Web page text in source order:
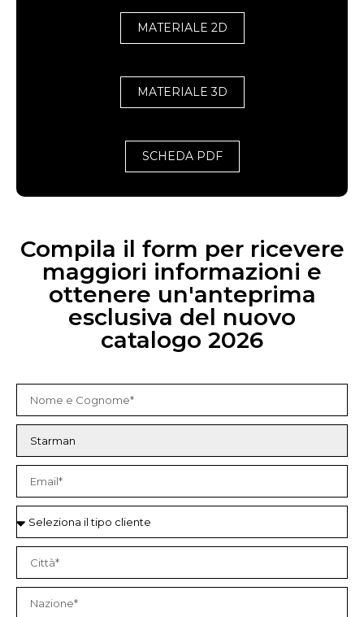
MATERIALE 2D
MATERIALE 3D
SCHEDA PDF
Compila il form per ricevere
maggiori informazioni e
ottenere un'anteprima
esclusiva del nuovo
catalogo 2026